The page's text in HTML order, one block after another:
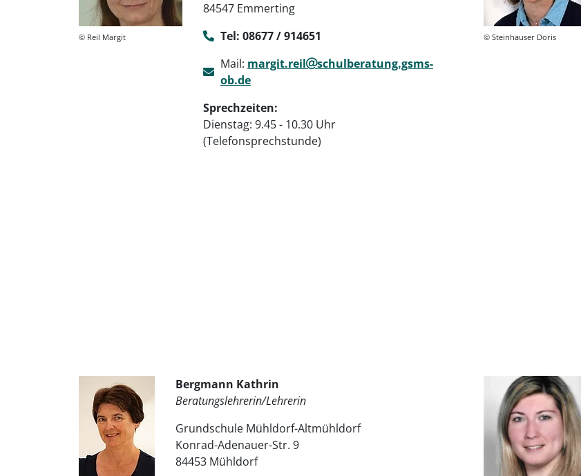
© Reil Margit
84547 Emmerting
Tel: 08677 / 914651
Mail: margit.reil
schulberatung.gsms-
ob.de
Sprechzeiten:
Dienstag: 9.45 - 10.30 Uhr
(Telefonsprechstunde)
© Steinhauser Doris
Bergmann Kathrin
Beratungslehrerin/Lehrerin
Grundschule Mühldorf-Altmühldorf
Konrad-Adenauer-Str. 9
84453 Mühldorf